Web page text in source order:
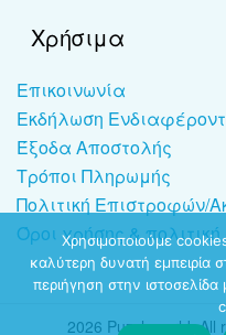
Χρήσιμα
Επικοινωνία
Εκδήλωση
Έξοδα Αποστολής
Τρόποι Πληρωμής
Πολιτική Επιστροφών/
Όροι χρήσης &
2026 Puzzleworld.
Χρησιμοποιούμε
καλύτερη δυνατή εμπειρία
περιήγηση στην